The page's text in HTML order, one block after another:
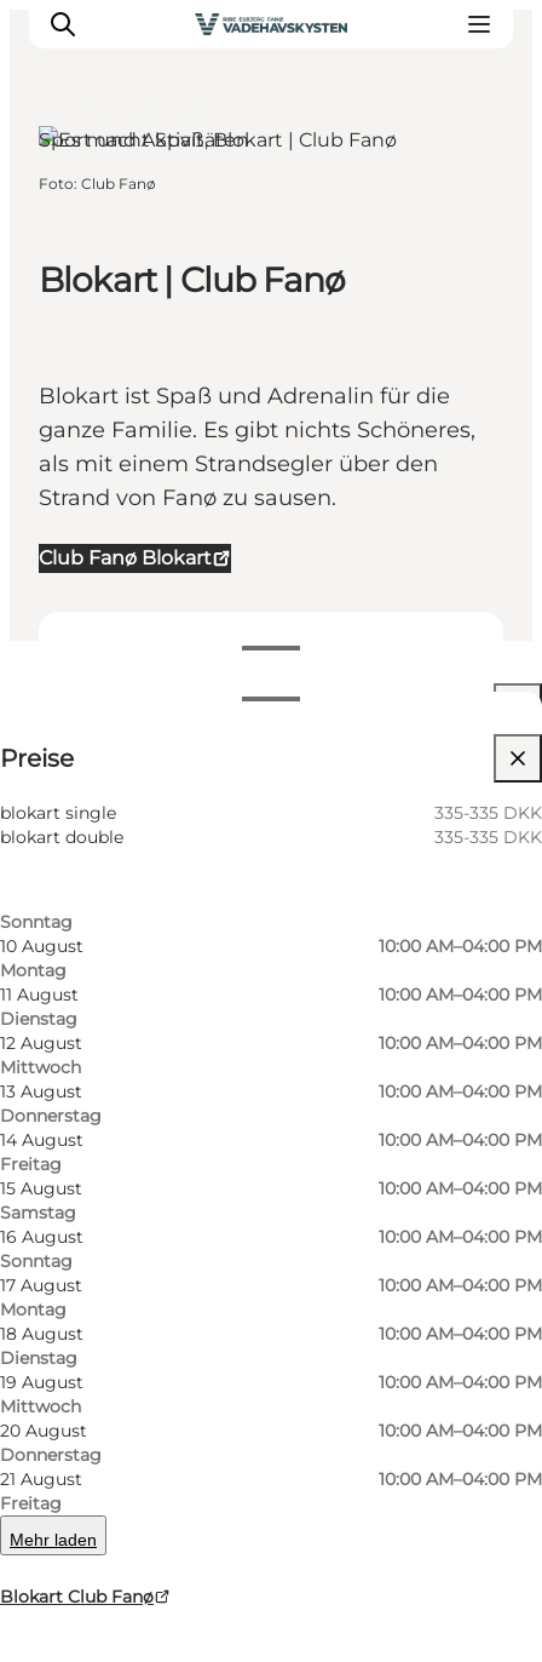
Fanø
Veranstaltungen
Blokart | Club Fanø
Blokart ist Spaß und Adrenalin für die
ganze Familie. Es gibt nichts Schöneres,
als mit einem Strandsegler über den
Strand von Fanø zu sausen.
Club Fanø Blokart
Öffnungszeiten anzeigen
Nach Monat filtern
7 August
Freitag
8 August
10:00 AM–04:00 PM
Sonntag
10 August
Montag
10:00 AM–04:00 PM
11 August
Dienstag
10:00 AM–04:00 PM
12 August
Mittwoch
10:00 AM–04:00 PM
13 August
Donnerstag
10:00 AM–04:00 PM
14 August
Freitag
10:00 AM–04:00 PM
15 August
Samstag
10:00 AM–04:00 PM
16 August
Sonntag
10:00 AM–04:00 PM
17 August
Montag
10:00 AM–04:00 PM
18 August
Dienstag
10:00 AM–04:00 PM
19 August
Mittwoch
10:00 AM–04:00 PM
20 August
Donnerstag
10:00 AM–04:00 PM
21 August
Freitag
10:00 AM–04:00 PM
Mehr laden
Blokart Club Fanø
Preise
blokart single
335-335 DKK
blokart double
335-335 DKK
Sport und Aktivitäten
Foto: Club Fanø
Foto Foto:
Blokart ist einfach gesagt eine Optimist-Jolle
auf Rädern, und es ist etwas, das jeder in 10
Minuten lernen kann. Unsere Instruktoren
haben 6 Jahre Erfahrung mit Blokart auf Fanø
und es geht in erster Linie darum, ein wenig
über Wind und Windrichtung und das Drehen
zu lernen.
Blokart sind sowohl für Erwachsene als auch für
Kinder. Wie alt Kinder sein müssen, um selbst
fahren zu können, hängt ein wenig von der
Größe und dem Gewicht des Kindes sowie den
Wetterbedingungen ab. Normalerweise